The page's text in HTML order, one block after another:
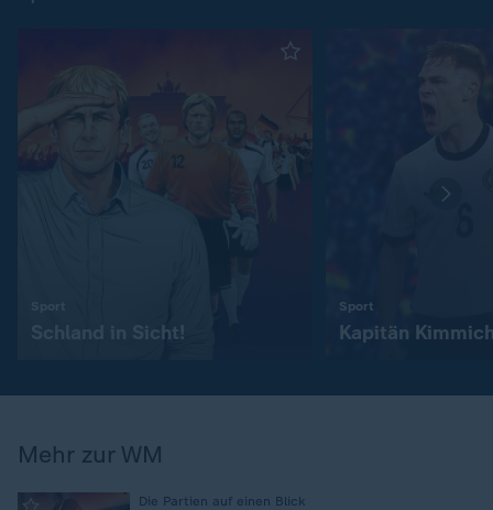
Schland in Sicht!
Sport
Kapitän
Mehr zur WM
Die Partien auf einen Blick